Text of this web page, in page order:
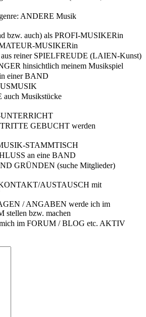
ANDERE Musik
bzw. auch) als PROFI-MUSIKERin
MUSIKERin
reiner SPIELFREUDE (LAIEN-Kunst)
hinsichtlich meinem Musikspiel
einer BAND
Musikstücke
GEBUCHT werden
STAMMTISCH
an eine BAND
GRÜNDEN (suche Mitglieder)
AUSTAUSCH mit
/ ANGABEN werde ich im
stellen bzw. machen
im FORUM / BLOG etc. AKTIV